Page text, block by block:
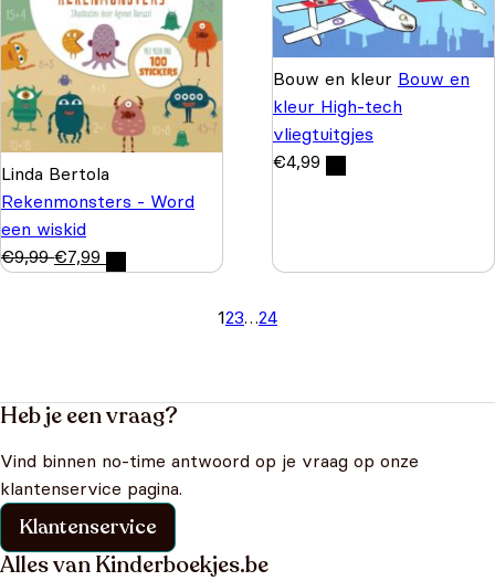
Linda Bertola
Rekenmonsters - Word
een wiskid
€9,99 €7,99
Bouw en kleur Bouw en
kleur High-tech
vliegtuitgjes
€4,99
123…24
Heb je een vraag?
Vind binnen no-time antwoord op je vraag op onze
klantenservice pagina.
Klantenservice
Alles van Kinderboekjes.be